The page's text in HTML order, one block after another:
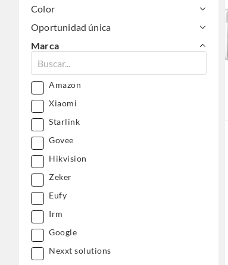
Color
Oportunidad única
Marca
Amazon
Xiaomi
Starlink
Govee
Hikvision
Zeker
Eufy
Irm
Google
Nexxt solutions